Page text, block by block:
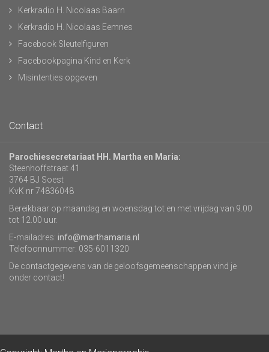
Kerkradio H. Nicolaas Baarn
Kerkradio H. Nicolaas Eemnes
Facebook Sleutelfiguren
Facebookpagina Kind en Kerk
Misintenties opgeven
Contact
Parochiesecretariaat HH. Martha en Maria:
Steenhoffstraat 41
3764 BJ Soest
KvK nr 74836048
Bereikbaar op maandag en woensdag tot en met vrijdag van 9.00
tot 12.00 uur.
E-mailadres: info@marthamaria.nl
Telefoonnummer: 035-6011320
De contactgegevens van de geloofsgemeenschappen vind je
onder contact!